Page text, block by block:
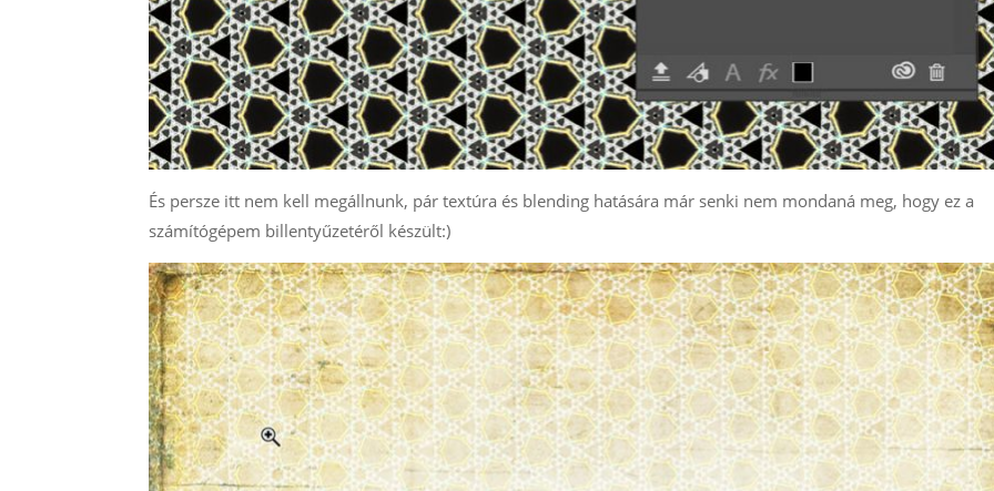
És persze itt nem kell megállnunk, pár textúra és blending hatására már senki nem mondaná meg, hogy ez a
számítógépem billentyűzetéről készült:)